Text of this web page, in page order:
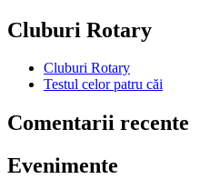
Cluburi Rotary
Cluburi Rotary
Testul celor patru căi
Comentarii recente
Evenimente